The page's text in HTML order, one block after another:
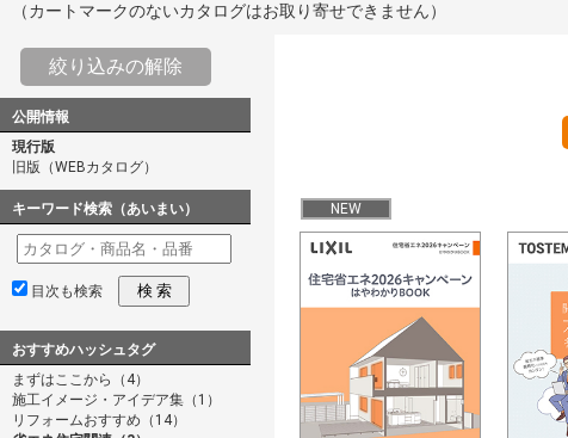
（カートマークのないカタログはお取り寄せできません）
絞り込みの解除
公開情報
現行版
旧版（WEBカタログ）
キーワード検索（あいまい）
目次も検索 検 索
おすすめハッシュタグ
まずはここから（4）
施工イメージ・アイデア集（1）
リフォームおすすめ（14）
NEW